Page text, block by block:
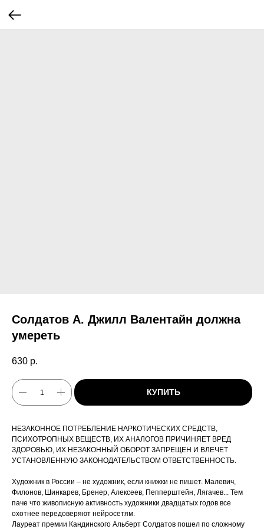
Солдатов А. Джилл Валентайн должна
умереть
630 р.
КУПИТЬ
НЕЗАКОННОЕ ПОТРЕБЛЕНИЕ НАРКОТИЧЕСКИХ СРЕДСТВ,
ПСИХОТРОПНЫХ ВЕЩЕСТВ, ИХ АНАЛОГОВ ПРИЧИНЯЕТ ВРЕД
ЗДОРОВЬЮ, ИХ НЕЗАКОННЫЙ ОБОРОТ ЗАПРЕЩЕН И ВЛЕЧЕТ
УСТАНОВЛЕННУЮ ЗАКОНОДАТЕЛЬСТВОМ ОТВЕТСТВЕННОСТЬ.
Художник в России – не художник, если книжки не пишет. Малевич,
Филонов, Шинкарев, Бренер, Алексеев, Пепперштейн, Лягачев... Тем
паче что живописную активность художники двадцатых годов все
охотнее передоверяют нейросетям.
Лауреат премии Кандинского Альберт Солдатов пошел по сложному